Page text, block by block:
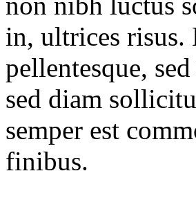
in, ultrices risus.
pellentesque,
sed diam
semper est
finibus.